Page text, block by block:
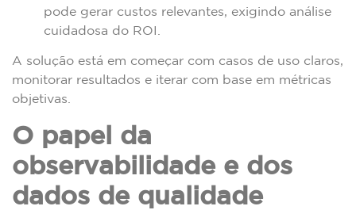
pode gerar custos relevantes, exigindo análise
cuidadosa do ROI.
A solução está em começar com casos de uso claros,
monitorar resultados e iterar com base em métricas
objetivas.
O papel da
observabilidade e dos
dados de qualidade